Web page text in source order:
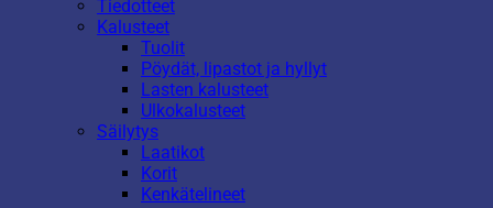
Tiedotteet
Kalusteet
Tuolit
Pöydät, lipastot ja hyllyt
Lasten kalusteet
Ulkokalusteet
Säilytys
Laatikot
Korit
Kenkätelineet